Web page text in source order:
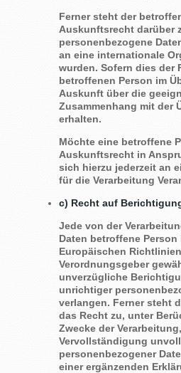
Ferner steht der
Auskunftsrecht darüber
personenbezogene
an eine internationale
wurden. Sofern dies der
betroffenen Person im
Auskunft über die
Zusammenhang mit der
erhalten.
Möchte eine betroffene
Auskunftsrecht in
sich hierzu jederzeit an
für die Verarbeitung
c) Recht auf
Jede von der
Daten betroffene Person
Europäischen
Verordnungsgeber
unverzügliche
unrichtiger
verlangen. Ferner steht
das Recht zu, unter
Zwecke der
Vervollständigung
personenbezogener
einer ergänzenden